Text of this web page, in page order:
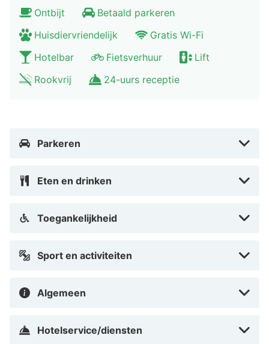
Ontbijt
Betaald parkeren
Huisdiervriendelijk
Gratis Wi-Fi
Hotelbar
Fietsverhuur
Lift
Rookvrij
24-uurs receptie
Parkeren
Eten en drinken
Toegankelijkheid
Sport en activiteiten
Algemeen
Hotelservice/diensten